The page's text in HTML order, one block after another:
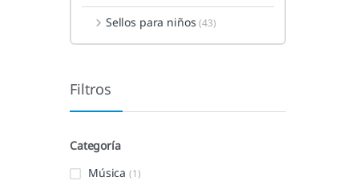
Sellos para niños(43)
Filtros
Categoría
Música (1)